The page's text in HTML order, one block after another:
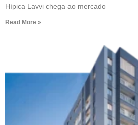
Hípica Lavvi chega ao mercado
Read More »